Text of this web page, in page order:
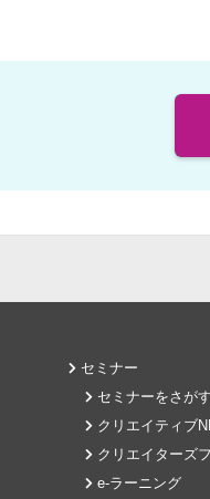
セミナー
セミナーをさがす
クリエイティブ
クリエイターズ
e-ラーニング